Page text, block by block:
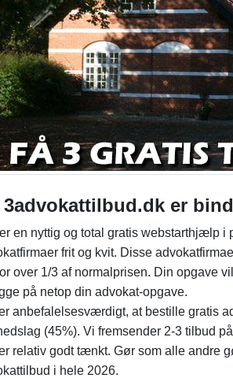
er
en nyttig og total gratis webstarthjælp i
frit og kvit. Disse
over 1/3 af normalprisen. Din opgave
på netop din advokat-opgave.
anbefalelsesværdigt, at bestille gratis
(45%). Vi fremsender 2-3 tilbud
relativ godt tænkt. Gør som alle andre
i hele 2026.